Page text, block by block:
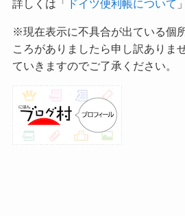
詳しくは「 ドイツ便利帳について
※現在表示に不具合が出ている個
ころがありましたら申し訳ありま
ていきますのでご了承ください。